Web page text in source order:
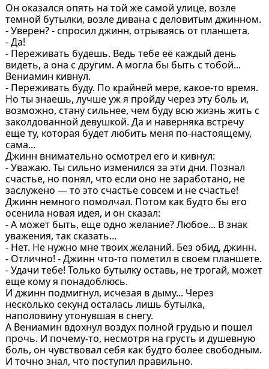
Он оказался опять на той же самой улице, возле
темной бутылки, возле дивана с деловитым джинном.
- Уверен? - спросил джинн, отрываясь от планшета.
- Да!
- Переживать будешь. Ведь тебе её каждый день
видеть, а она с другим. А могла бы быть с тобой...
Вениамин кивнул.
- Переживать буду. По крайней мере, какое-то время.
Но ты знаешь, лучше уж я пройду через эту боль и,
возможно, стану сильнее, чем буду всю жизнь жить с
заколдованной девушкой. Да и наверняка встречу
еще ту, которая будет любить меня по-настоящему,
сама...
Джинн внимательно осмотрел его и кивнул:
- Уважаю. Ты сильно изменился за эти дни. Познал
счастье, но понял, что если оно не заработано, не
заслужено — то это счастье совсем и не счастье!
Джинн немного помолчал. Потом как будто бы его
осенила новая идея, и он сказал:
- А может быть, еще одно желание? Любое... В знак
уважения, так сказать...
- Нет. Не нужно мне твоих желаний. Без обид, джинн.
- Отлично! - Джинн что-то пометил в своем планшете.
- Удачи тебе! Только бутылку оставь, не трогай, может
еще кому я понадоблюсь.
И джинн подмигнул, исчезая в дыму... Через
несколько секунд осталась лишь бутылка,
наполовину утонувшая в снегу.
А Вениамин вдохнул воздух полной грудью и пошел
прочь. И почему-то, несмотря на грусть и душевную
боль, он чувствовал себя как будто более свободным.
И точно знал, что поступил правильно.